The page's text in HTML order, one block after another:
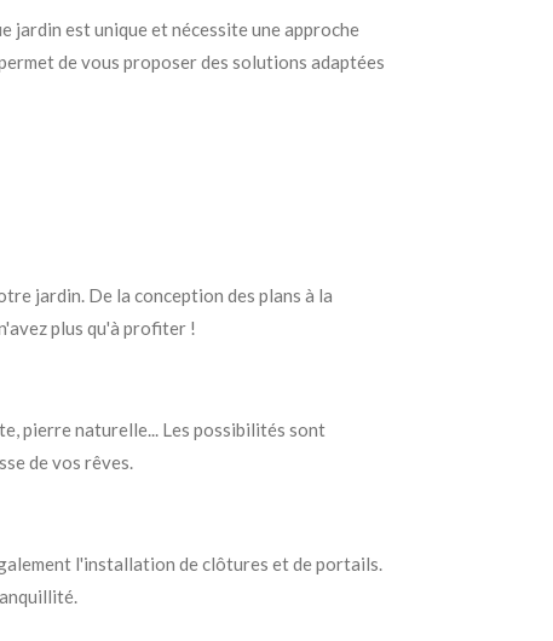
jardin est unique et nécessite une approche
de vous proposer des solutions adaptées
jardin. De la conception des plans à la
plus qu'à profiter !
pierre naturelle... Les possibilités sont
de vos rêves.
l'installation de clôtures et de portails.